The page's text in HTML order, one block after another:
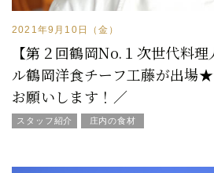
2021年9月10日（金）
【第２回鶴岡No.１次世代料
ル鶴岡洋食チーフ工藤が出場
お願いします！／
スタッフ紹介 庄内の食材